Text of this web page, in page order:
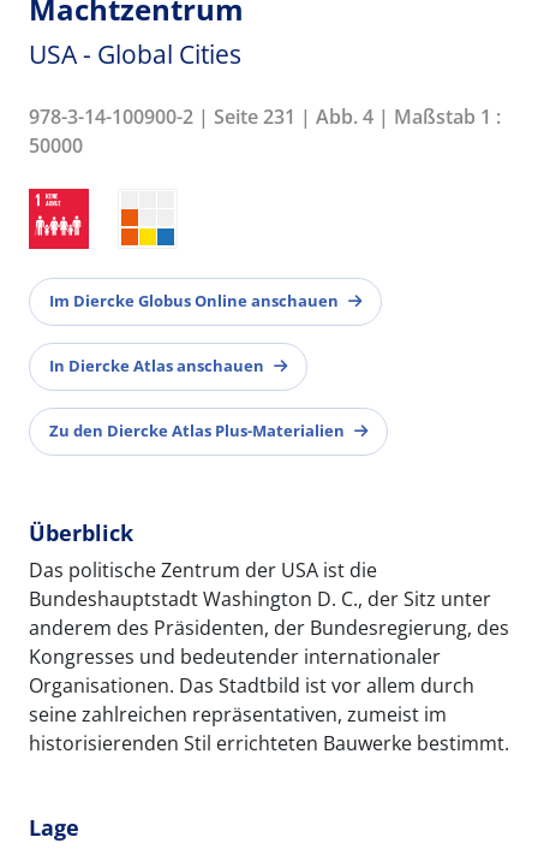
Machtzentrum
USA - Global Cities
978-3-14-100900-2 | Seite 231 | Abb. 4 | Maßstab 1 :
50000
Im Diercke Globus Online anschauen
In Diercke Atlas anschauen
Zu den Diercke Atlas Plus-Materialien
Überblick
Das politische Zentrum der USA ist die
Bundeshauptstadt Washington D. C., der Sitz unter
anderem des Präsidenten, der Bundesregierung, des
Kongresses und bedeutender internationaler
Organisationen. Das Stadtbild ist vor allem durch
seine zahlreichen repräsentativen, zumeist im
historisierenden Stil errichteten Bauwerke bestimmt.
Lage